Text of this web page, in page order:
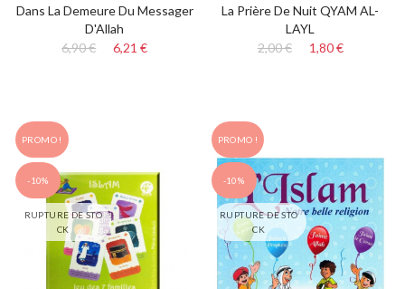
Dans La Demeure Du Messager
D'Allah
6,90 €
6,21 €
La Prière De Nuit QYAM AL-
LAYL
2,00 €
1,80 €
PROMO !
-10%
RUPTURE DE STO
CK
PROMO !
-10%
RUPTURE DE STO
CK